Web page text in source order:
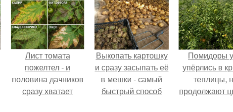
пустота.
Лист томата
пожелтел - и
половина дачников
сразу хватает
Выкопать картошку
и сразу засыпать её
в мешки - самый
быстрый способ
Помидоры
упёрлись в
теплицы,
продолжают